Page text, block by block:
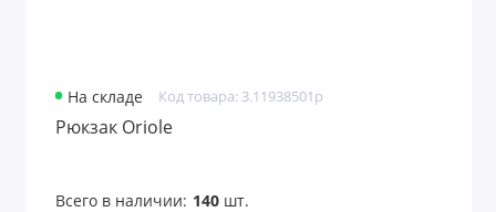
На складе Код товара: 3.11938501p
Рюкзак Oriole
Всего в наличии: 140шт.